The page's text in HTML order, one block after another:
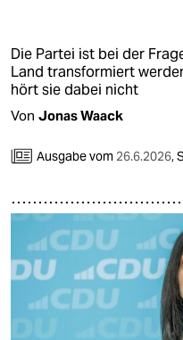
Die Partei ist bei der
Land transformiert
hört sie dabei nicht
Von Jonas Waack
Ausgabe vom 26.6.2026,